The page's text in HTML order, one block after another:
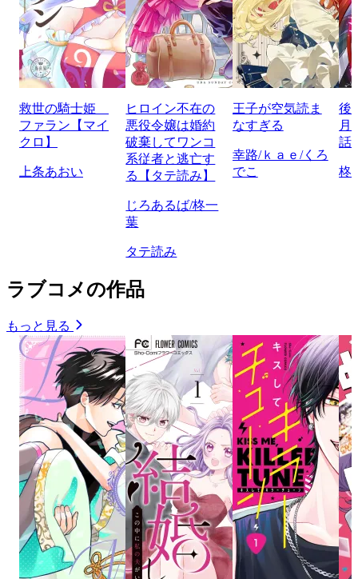
救世の騎士姫
ファラン【マイ
クロ】
上条あおい
ヒロイン不在の
悪役令嬢は婚約
破棄してワンコ
系従者と逃亡す
る【タテ読み】
じろあるば/柊一
葉
タテ読み
王子が空気読ま
なすぎる
幸路/ｋａｅ/くろ
でこ
後
月
話
柊
ラブコメの作品
もっと見る